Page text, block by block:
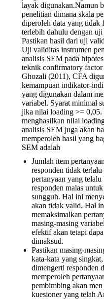
layak digunakan.Namun
penelitian dimana skala
diperoleh data yang tidak
terlebih dahulu dengan
Pastikan hasil dari uji
Uji validitas instrumen
analisis SEM pada
teknik confirmatory factor
Ghozali (2011), CFA
kemampuan indikator-
yang digunakan dalam
variabel. Syarat minimal
jika nilai loading >= 0,05.
menghasilkan nilai
analisis SEM juga akan
memperoleh hasil yang
SEM adalah
Jumlah item
responden tidak
pertanyaan yang
responden malas
sungguh. Hal ini
akan tidak valid. Hal
memaksimalkan
masing-masing
efektif akan tetapi
dimaksud.
Pastikan masing-
kata-kata yang
dimengerti responden
memperoleh
pembimbing akan
kuesioner yang telah